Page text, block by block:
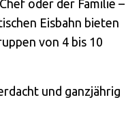
oder der Familie –
Eisbahn bieten
von 4 bis 10
und ganzjährig